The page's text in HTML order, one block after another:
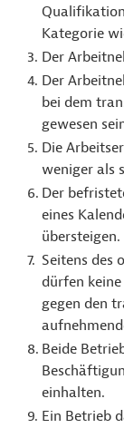
Kategorie
Der
Der
bei dem
gewesen
Die
weniger als
Der
eines
übersteigen.
Seitens des
dürfen
gegen den
Beide
einhalten.
Ein Betrieb